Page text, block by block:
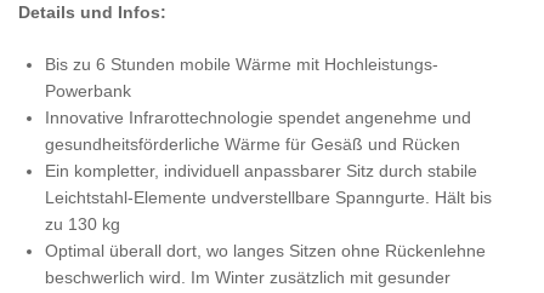
Details und Infos:
Bis zu 6 Stunden mobile Wärme mit Hochleistungs-
Powerbank
Innovative Infrarottechnologie spendet angenehme und
gesundheitsförderliche Wärme für Gesäß und Rücken
Ein kompletter, individuell anpassbarer Sitz durch stabile
Leichtstahl-Elemente undverstellbare Spanngurte. Hält bis
zu 130 kg
Optimal überall dort, wo langes Sitzen ohne Rückenlehne
beschwerlich wird. Im Winter zusätzlich mit gesunder